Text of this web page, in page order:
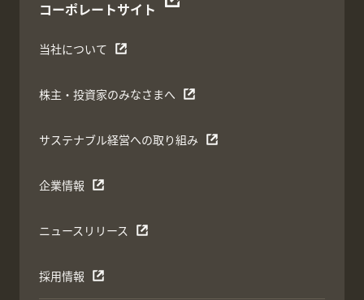
コーポレートサイト
当社について
株主・投資家のみなさまへ
サステナブル経営への取り組み
企業情報
ニュースリリース
採用情報